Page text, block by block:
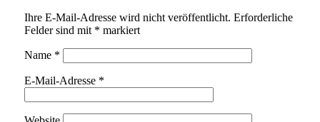
Ihre E-Mail-Adresse wird nicht veröffentlicht. Erforderliche
Felder sind mit * markiert
Name *
E-Mail-Adresse *